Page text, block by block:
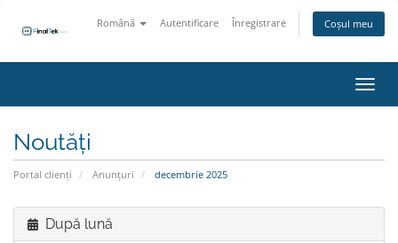
Română Autentificare Înregistrare Coșul meu
Noutăți
Portal clienți Anunțuri decembrie 2025
După lună